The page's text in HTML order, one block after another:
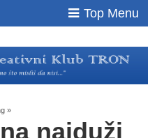
Top Menu
»
najduži